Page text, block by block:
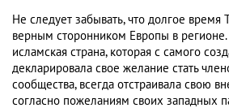
Не следует забывать, что долгое время
верным сторонником Европы в регионе.
исламская страна, которая с самого
декларировала свое желание стать
сообщества, всегда отстраивала свою
согласно пожеланиям своих западных